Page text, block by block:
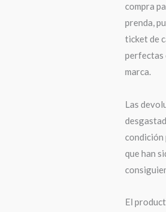
compra
prenda,
ticket de
perfectas
marca.
Las
condición
que han
El